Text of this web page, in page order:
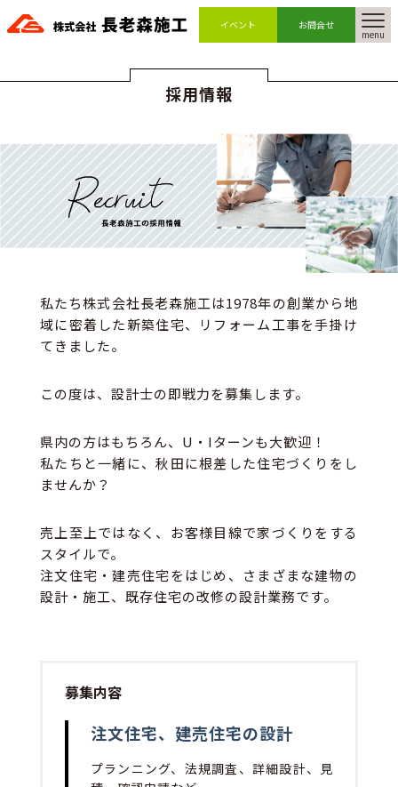
イベント お問合せ
menu
採用情報
私たち株式会社長老森施工は1978年の創業から地
域に密着した新築住宅、リフォーム工事を手掛け
てきました。
この度は、設計士の即戦力を募集します。
県内の方はもちろん、U・Iターンも大歓迎！
私たちと一緒に、秋田に根差した住宅づくりをし
ませんか？
売上至上ではなく、お客様目線で家づくりをする
スタイルで。
注文住宅・建売住宅をはじめ、さまざまな建物の
設計・施工、既存住宅の改修の設計業務です。
募集内容
注文住宅、建売住宅の設計
プランニング、法規調査、詳細設計、見